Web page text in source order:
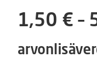
1,50 € –